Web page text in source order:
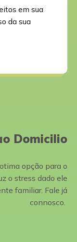
em sua
da sua
Domicilio
opção para o
o stress dado ele
familiar. Fale já
connosco.